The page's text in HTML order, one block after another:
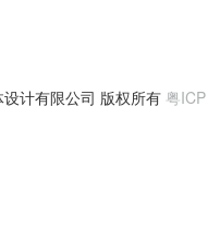
计有限公司 版权所有 粤ICP